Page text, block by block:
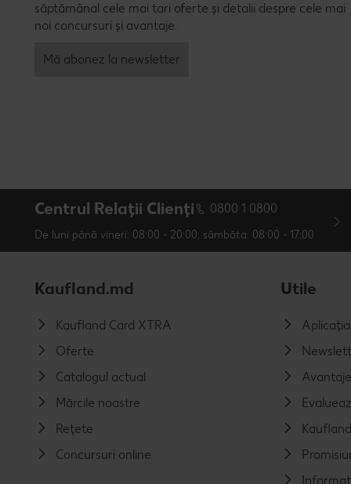
săptămânal cele mai tari oferte și detalii despre cele mai
noi concursuri și avantaje.
Mă abonez la newsletter
Centrul Relații Clienți 0800 1 0800
De luni până vineri: 08:00 - 20:00; sâmbăta: 08:00 - 17:00
Kaufland.md
Kaufland Card XTRA
Oferte
Catalogul actual
Mărcile noastre
Rețete
Concursuri online
Utile
Avantaje